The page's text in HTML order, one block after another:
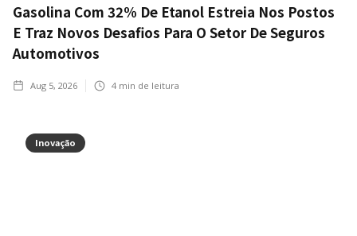
Gasolina Com 32% De Etanol Estreia Nos Postos
E Traz Novos Desafios Para O Setor De Seguros
Automotivos
Aug 5, 2026 4 min de leitura
Inovação